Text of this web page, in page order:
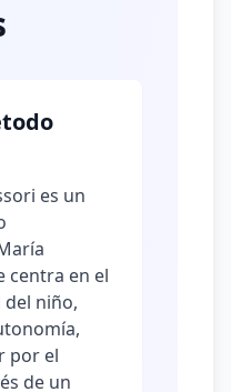
es un
centra en el
niño,
por el
de un